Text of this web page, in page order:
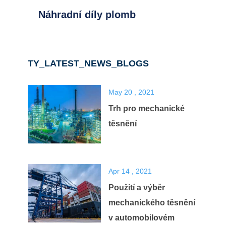
Náhradní díly plomb
TY_LATEST_NEWS_BLOGS
May 20 , 2021
Trh pro mechanické
těsnění
Apr 14 , 2021
Použití a výběr
mechanického těsnění
v automobilovém